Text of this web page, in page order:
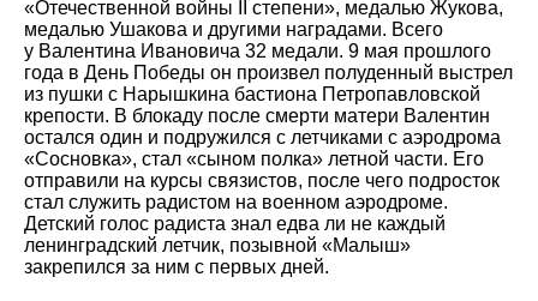
«Отечественной войны II степени», медалью Жукова,
медалью Ушакова и другими наградами. Всего
у Валентина Ивановича 32 медали. 9 мая прошлого
года в День Победы он произвел полуденный выстрел
из пушки с Нарышкина бастиона Петропавловской
крепости. В блокаду после смерти матери Валентин
остался один и подружился с летчиками с аэродрома
«Сосновка», стал «сыном полка» летной части. Его
отправили на курсы связистов, после чего подросток
стал служить радистом на военном аэродроме.
Детский голос радиста знал едва ли не каждый
ленинградский летчик, позывной «Малыш»
закрепился за ним с первых дней.